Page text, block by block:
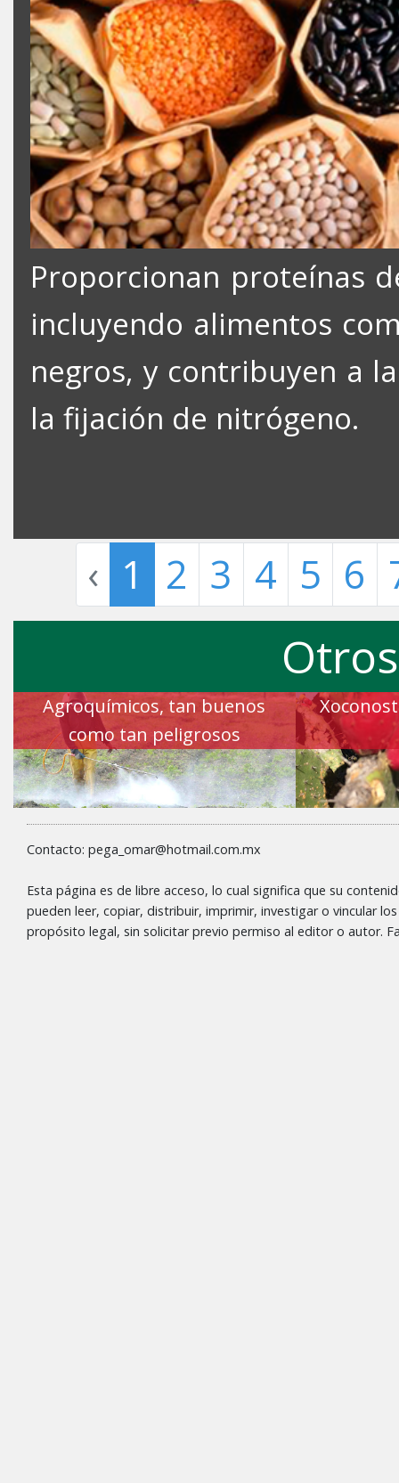
Proporcionan proteínas
incluyendo alimentos
negros, y contribuyen a
la fijación de nitrógeno.
‹ 1 2 3 4 5 6
Agroquímicos, tan buenos
como tan peligrosos
Contacto: pega_omar@hotmail.com.mx
Esta página es de libre acceso, lo cual significa que su
pueden leer, copiar, distribuir, imprimir, investigar o vincular
propósito legal, sin solicitar previo permiso al editor o autor.